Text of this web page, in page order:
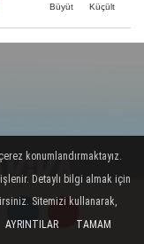
Büyüt Küçült
konumlandırmaktayız.
Detaylı bilgi almak için
Sitemizi kullanarak,
AYRINTILAR TAMAM